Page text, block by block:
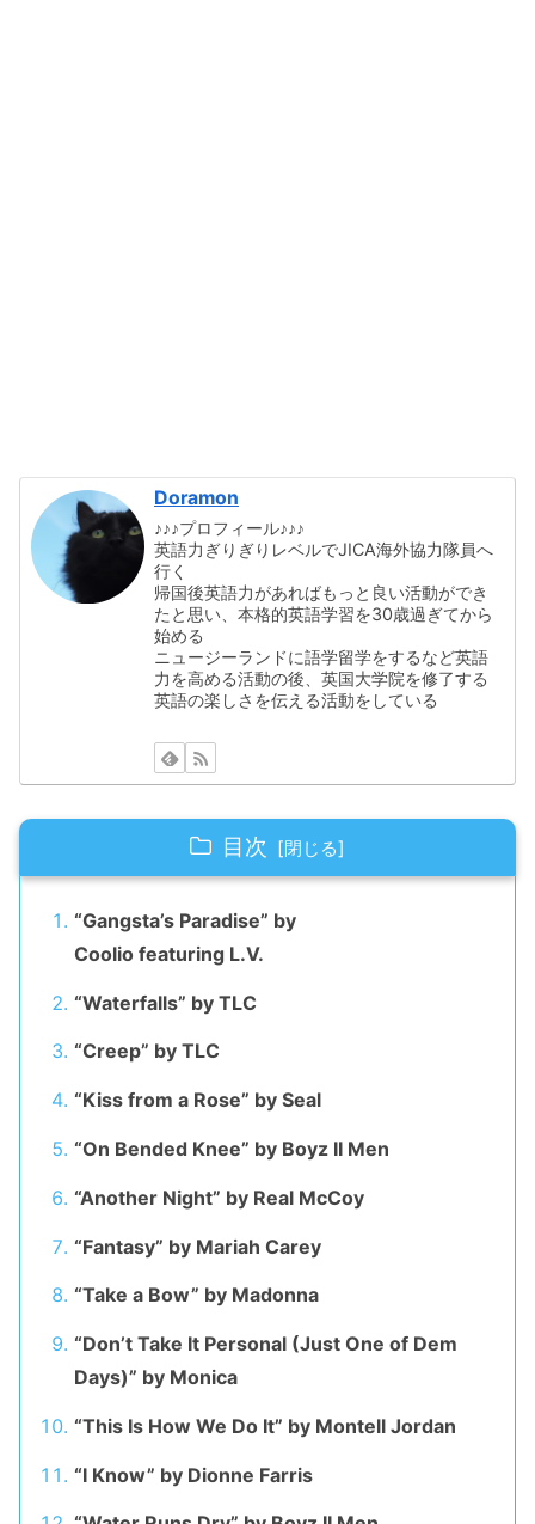
Doramon
♪♪♪プロフィール♪♪♪
英語力ぎりぎりレベルでJICA海外協力隊員へ
行く
帰国後英語力があればもっと良い活動ができ
たと思い、本格的英語学習を30歳過ぎてから
始める
ニュージーランドに語学留学をするなど英語
力を高める活動の後、英国大学院を修了する
英語の楽しさを伝える活動をしている
目次
“Gangsta’s Paradise” by
Coolio featuring L.V.
“Waterfalls” by TLC
“Creep” by TLC
“Kiss from a Rose” by Seal
“On Bended Knee” by Boyz II Men
“Another Night” by Real McCoy
“Fantasy” by Mariah Carey
“Take a Bow” by Madonna
“Don’t Take It Personal (Just One of Dem
Days)” by Monica
“This Is How We Do It” by Montell Jordan
“I Know” by Dionne Farris